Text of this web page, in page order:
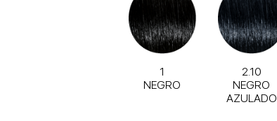
1
NEGRO
2.10
NEGRO
AZULADO